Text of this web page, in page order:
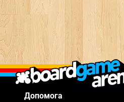
Допомога